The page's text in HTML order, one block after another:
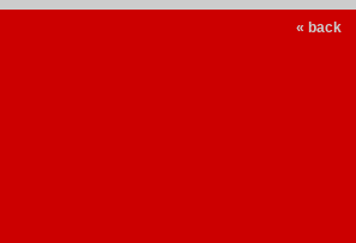
« back